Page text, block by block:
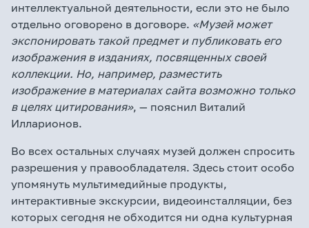
интеллектуальной деятельности, если это не было
отдельно оговорено в договоре. «Музей может
экспонировать такой предмет и публиковать его
изображения в изданиях, посвященных своей
коллекции. Но, например, разместить
изображение в материалах сайта возможно только
в целях цитирования», — пояснил Виталий
Илларионов.
Во всех остальных случаях музей должен спросить
разрешения у правообладателя. Здесь стоит особо
упомянуть мультимедийные продукты,
интерактивные экскурсии, видеоинсталляции, без
которых сегодня не обходится ни одна культурная